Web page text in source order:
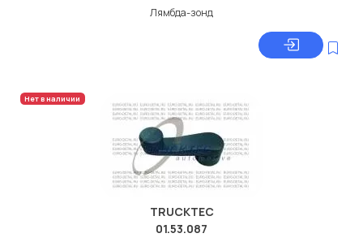
Лямбда-зонд
Нет в наличии
TRUCKTEC
01.53.087